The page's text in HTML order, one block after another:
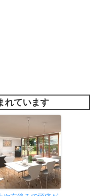
れています